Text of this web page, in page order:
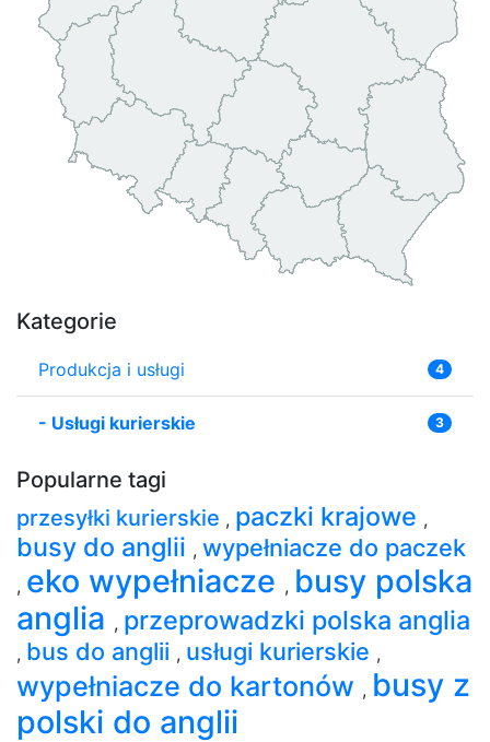
Kategorie
Produkcja i usługi 4
- Usługi kurierskie 3
Popularne tagi
przesyłki kurierskie , paczki krajowe ,
busy do anglii , wypełniacze do paczek
, eko wypełniacze , busy polska
anglia , przeprowadzki polska anglia
, bus do anglii , usługi kurierskie ,
wypełniacze do kartonów , busy z
polski do anglii